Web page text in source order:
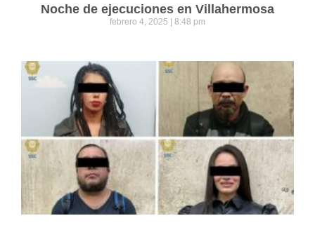
Noche de ejecuciones en Villahermosa
febrero 4, 2025 8:48 pm